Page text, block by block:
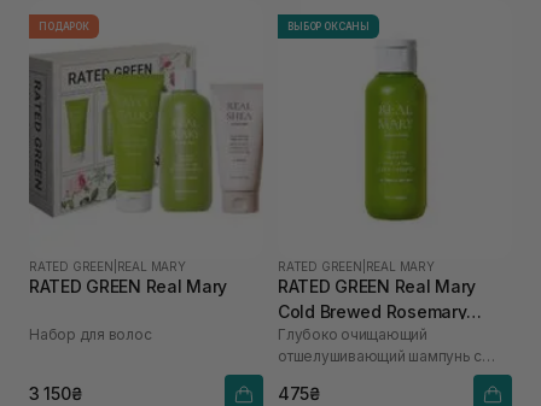
ПОДАРОК
RATED GREEN REAL MARY
RATED GREEN Real Mary
Набор для волос
3 150₴
ВЫБОР ОКСАНЫ
RATED GREEN REAL MARY
RATED GREEN Real Mary
Cold Brewed Rosemary
Exfoliating Scalp Shampoo
100 мл
Глубоко очищающий
отшелушивающий шампунь с
475₴